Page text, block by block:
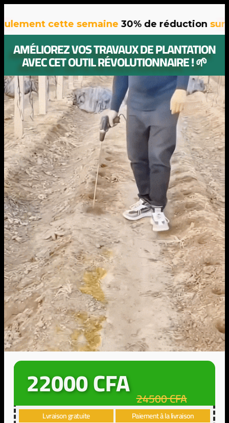
cette semaine30% de réductionsur
AMÉLIOREZ VOS TRAVAUX DE PLANTATION
AVEC CET OUTIL RÉVOLUTIONNAIRE ! 🌱
22000 CFA 24500 CFA
Lvraison gratuite Paiement à la livraison